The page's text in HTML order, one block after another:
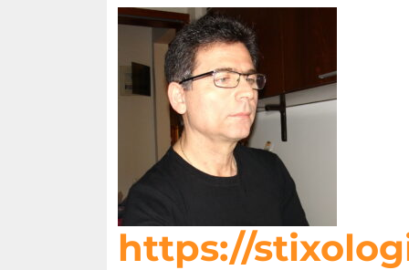
Μετάβαση
στο
περιεχόμενο
https://